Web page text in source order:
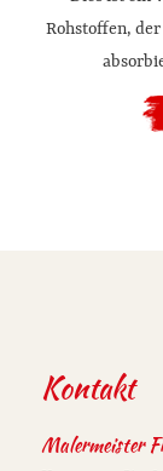
Rohstoffen,
Kontakt
Malermeister